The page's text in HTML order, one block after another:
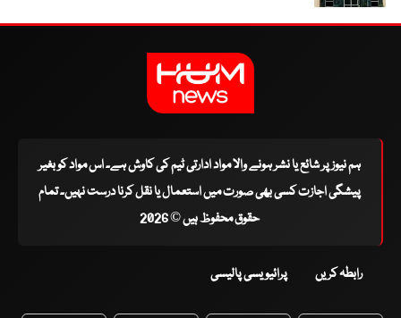
ہم نیوز پر شائع یا نشر ہونے والا مواد ادارتی ٹیم کی کاوش ہے۔ اس مواد کو بغیر
پیشگی اجازت کسی بھی صورت میں استعمال یا نقل کرنا درست نہیں۔ تمام
حقوق محفوظ ہیں © 2026
رابطہ کریں پرائیویسی پالیسی